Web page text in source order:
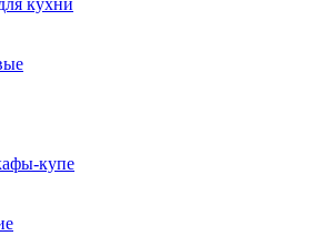
кухни
купе